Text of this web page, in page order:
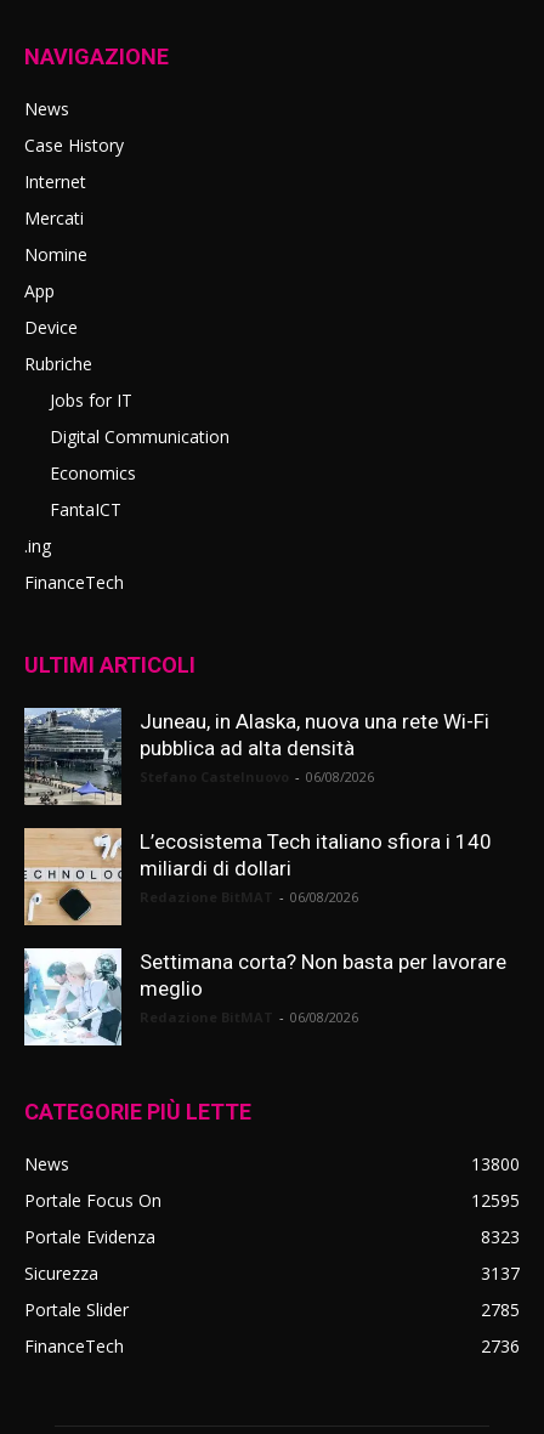
NAVIGAZIONE
News
Case History
Internet
Mercati
Nomine
App
Device
Rubriche
Jobs for IT
Digital Communication
Economics
FantaICT
.ing
FinanceTech
ULTIMI ARTICOLI
Juneau, in Alaska, nuova una rete Wi-Fi
pubblica ad alta densità
- 06/08/2026
L’ecosistema Tech italiano sfiora i 140
miliardi di dollari
- 06/08/2026
Settimana corta? Non basta per lavorare
meglio
- 06/08/2026
CATEGORIE PIÙ LETTE
News
13800
Portale Focus On
12595
Portale Evidenza
8323
Sicurezza
3137
Portale Slider
2785
FinanceTech
2736